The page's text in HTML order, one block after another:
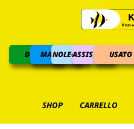
DOLCEMARINO
NOLEGGIOASSISTENZAUSATO
SHOP CARRELLO